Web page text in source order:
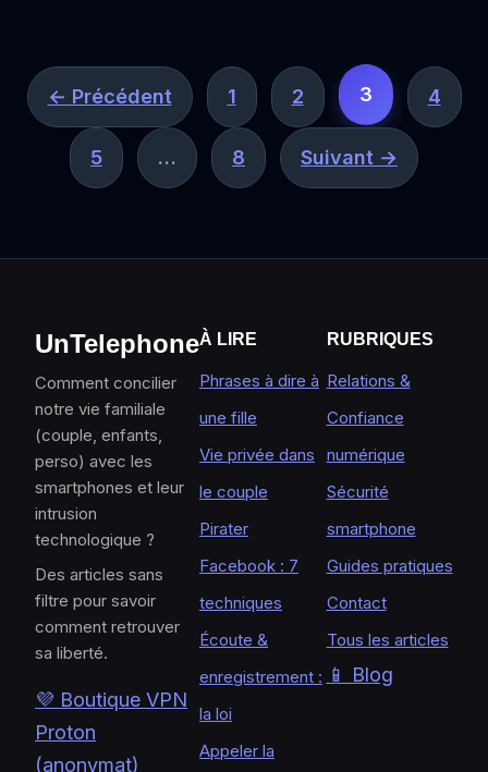
← Précédent 1 2 3 4
5 … 8 Suivant →
UnTelephone
Comment concilier
notre vie familiale
(couple, enfants,
perso) avec les
smartphones et leur
intrusion
technologique ?
Des articles sans
filtre pour savoir
comment retrouver
sa liberté.
💜 Boutique VPN
Proton
(anonymat)
À LIRE
Phrases à dire à
une fille
Vie privée dans
le couple
Pirater
Facebook : 7
techniques
Écoute &
enregistrement :
la loi
Appeler la
RUBRIQUES
Relations &
Confiance
numérique
Sécurité
smartphone
Guides pratiques
Contact
Tous les articles
📱 Blog